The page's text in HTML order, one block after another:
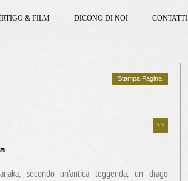
& FILM DICONO DI NOI CONTATTI
Stampa Pagina
>>
secondo un’antica leggenda, un drago